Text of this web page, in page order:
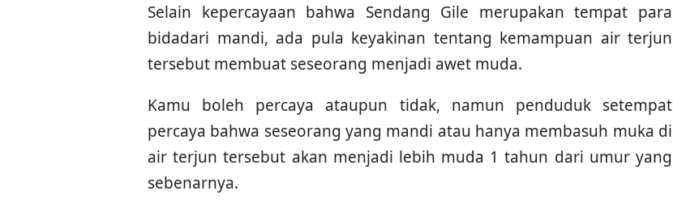
Selain kepercayaan bahwa Sendang Gile merupakan tempat para
bidadari mandi, ada pula keyakinan tentang kemampuan air terjun
tersebut membuat seseorang menjadi awet muda.
Kamu boleh percaya ataupun tidak, namun penduduk setempat
percaya bahwa seseorang yang mandi atau hanya membasuh muka di
air terjun tersebut akan menjadi lebih muda 1 tahun dari umur yang
sebenarnya.